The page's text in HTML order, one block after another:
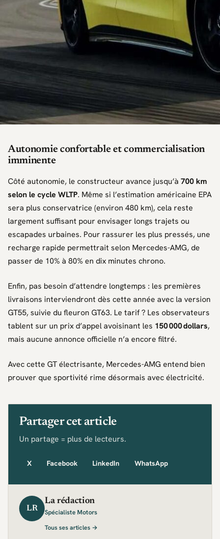
Autonomie confortable et commercialisation
imminente
Côté autonomie, le constructeur avance jusqu’à 700 km
selon le cycle WLTP. Même si l’estimation américaine EPA
sera plus conservatrice (environ 480 km), cela reste
largement suffisant pour envisager longs trajets ou
escapades urbaines. Pour rassurer les plus pressés, une
recharge rapide permettrait selon Mercedes-AMG, de
passer de 10% à 80% en dix minutes chrono.
Enfin, pas besoin d’attendre longtemps : les premières
livraisons interviendront dès cette année avec la version
GT55, suivie du fleuron GT63. Le tarif ? Les observateurs
tablent sur un prix d’appel avoisinant les 150 000 dollars,
mais aucune annonce officielle n’a encore filtré.
Avec cette GT électrisante, Mercedes-AMG entend bien
prouver que sportivité rime désormais avec électricité.
Partager cet article
Un partage = plus de lecteurs.
X Facebook LinkedIn WhatsApp
LR
La rédaction
Spécialiste Motors
Tous ses articles →